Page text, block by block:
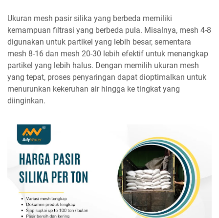
Ukuran mesh pasir silika yang berbeda memiliki
kemampuan filtrasi yang berbeda pula. Misalnya, mesh 4-8
digunakan untuk partikel yang lebih besar, sementara
mesh 8-16 dan mesh 20-30 lebih efektif untuk menangkap
partikel yang lebih halus. Dengan memilih ukuran mesh
yang tepat, proses penyaringan dapat dioptimalkan untuk
menurunkan kekeruhan air hingga ke tingkat yang
diinginkan.